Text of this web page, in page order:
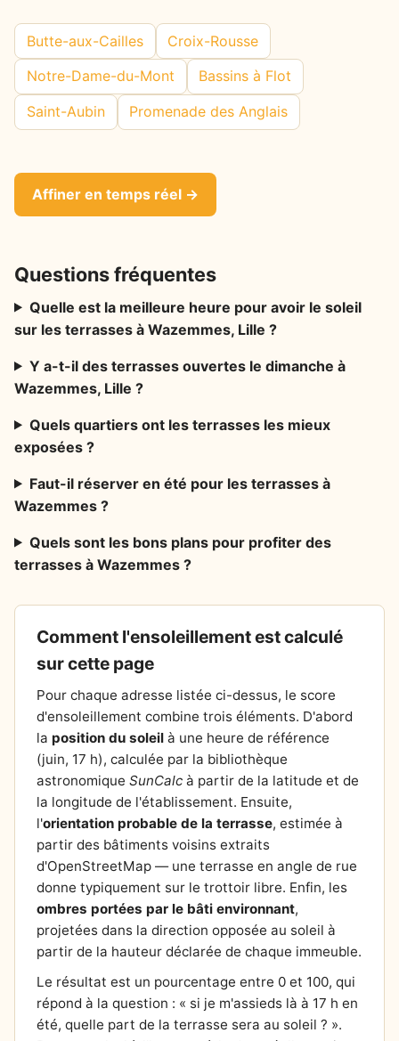
Butte-aux-Cailles
Croix-Rousse
Notre-Dame-du-Mont
Bassins à Flot
Saint-Aubin
Promenade des Anglais
Affiner en temps réel →
Questions fréquentes
Quelle est la meilleure heure pour avoir le soleil
sur les terrasses à Wazemmes, Lille ?
Y a-t-il des terrasses ouvertes le dimanche à
Wazemmes, Lille ?
Quels quartiers ont les terrasses les mieux
exposées ?
Faut-il réserver en été pour les terrasses à
Wazemmes ?
Quels sont les bons plans pour profiter des
terrasses à Wazemmes ?
Comment l'ensoleillement est calculé
sur cette page
Pour chaque adresse listée ci-dessus, le score
d'ensoleillement combine trois éléments. D'abord
la position du soleil à une heure de référence
(juin, 17 h), calculée par la bibliothèque
astronomique SunCalc à partir de la latitude et de
la longitude de l'établissement. Ensuite,
l'orientation probable de la terrasse, estimée à
partir des bâtiments voisins extraits
d'OpenStreetMap — une terrasse en angle de rue
donne typiquement sur le trottoir libre. Enfin, les
ombres portées par le bâti environnant,
projetées dans la direction opposée au soleil à
partir de la hauteur déclarée de chaque immeuble.
Le résultat est un pourcentage entre 0 et 100, qui
répond à la question : « si je m'assieds là à 17 h en
été, quelle part de la terrasse sera au soleil ? ».